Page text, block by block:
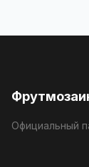
Официальный